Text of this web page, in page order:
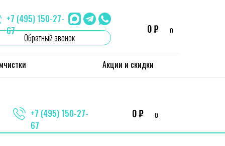
+7 (495) 150-27-
67
Обратный звонок
0
0 ₽
Акции и скидки
+7 (495) 150-27-
67
0
0 ₽